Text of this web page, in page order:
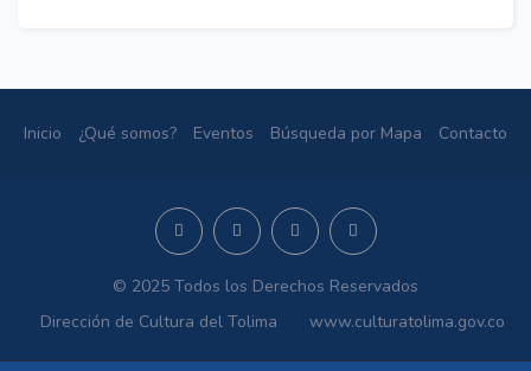
Inicio ¿Qué somos? Eventos Búsqueda por Mapa Contacto
© 2025 Todos los Derechos Reservados
Dirección de Cultura del Tolima
www.culturatolima.gov.co